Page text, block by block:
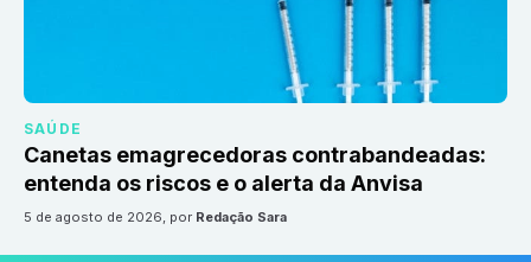
SAÚDE
Canetas emagrecedoras contrabandeadas:
entenda os riscos e o alerta da Anvisa
5 de agosto de 2026, por Redação Sara